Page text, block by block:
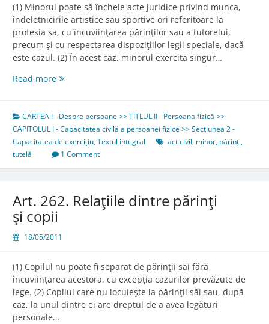
(1) Minorul poate să încheie acte juridice privind munca,
îndeletnicirile artistice sau sportive ori referitoare la
profesia sa, cu încuviinţarea părinţilor sau a tutorelui,
precum şi cu respectarea dispoziţiilor legii speciale, dacă
este cazul. (2) În acest caz, minorul exercită singur…
Read moreArt.
unor
acte
ale
minorului
CARTEA I - Despre persoane >> TITLUL II - Persoana fizică >>
CAPITOLUL I - Capacitatea civilă a persoanei fizice >> Secțiunea 2 -
Capacitatea de exercițiu,Textul integral act civil, minor, părinți,
tutelă
1 Comment
Art. 262. Relaţiile dintre părinţi
şi copii
18/05/2011
(1) Copilul nu poate fi separat de părinţii săi fără
încuviinţarea acestora, cu excepţia cazurilor prevăzute de
lege. (2) Copilul care nu locuieşte la părinţii săi sau, după
caz, la unul dintre ei are dreptul de a avea legături
personale…